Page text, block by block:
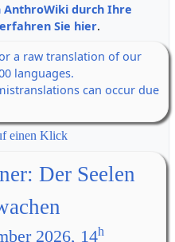
AnthroWiki durch Ihre
Sie hier.
a raw translation of our
languages.
can occur due
einen Klick
Der Seelen
2026, 14h